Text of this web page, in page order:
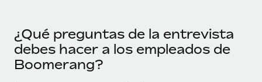
SERVICIOS
Pregunta a un experto
Obtén ayuda de gente experta en RR. HH. globales
Consultoría de integraciones y automatización con IA.
CASOS PRÁCTICOS
Obtén ayuda
Consulta todos los recursos
¿Qué preguntas de la entrevista
debes hacer a los empleados de
Boomerang?